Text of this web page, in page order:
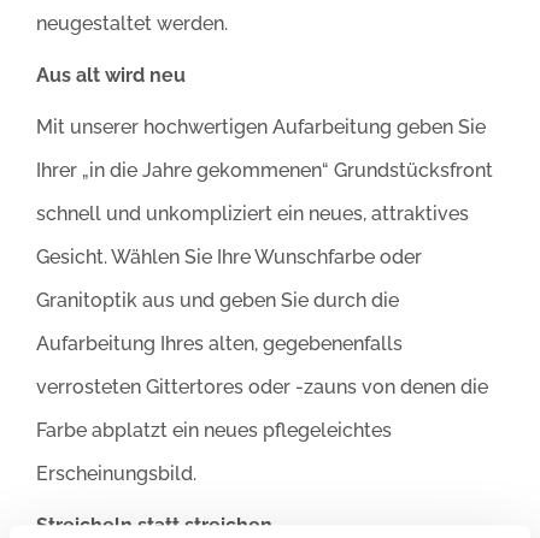
neugestaltet werden.
Aus alt wird neu
Mit unserer hochwertigen Aufarbeitung geben Sie
Ihrer „in die Jahre gekommenen“ Grundstücksfront
schnell und unkompliziert ein neues, attraktives
Gesicht. Wählen Sie Ihre Wunschfarbe oder
Granitoptik aus und geben Sie durch die
Aufarbeitung Ihres alten, gegebenenfalls
verrosteten Gittertores oder -zauns von denen die
Farbe abplatzt ein neues pflegeleichtes
Erscheinungsbild.
Streicheln statt streichen